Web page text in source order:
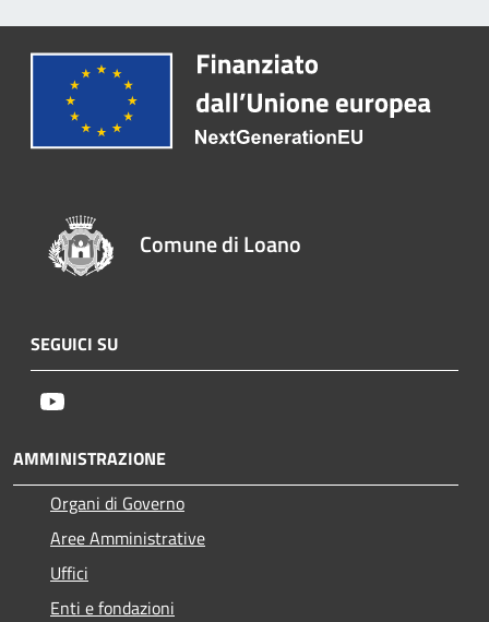
Comune di Loano
SEGUICI SU
AMMINISTRAZIONE
Organi di Governo
Aree Amministrative
Uffici
Enti e fondazioni